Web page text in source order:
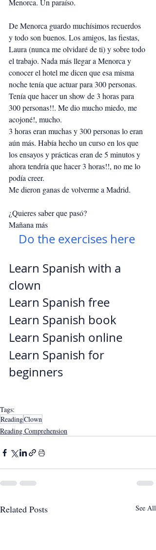
Menorca. Un paraíso.
De Menorca guardo muchísimos recuerdos
y todo son buenos. Los amigos, las fiestas,
Laura (nunca me olvidaré de ti) y sobre todo
el trabajo. Nada más llegar a Menorca y
conocer el hotel me dicen que esa misma
noche tenía que actuar para 300 personas.
Tenía que hacer un show de 3 horas para
300 personas!!. Me dio mucho miedo, me
acojoné!, mucho.
3 horas eran muchas y 300 personas lo eran
aún más. Había hecho un curso en los que
los ensayos y prácticas eran de 5 minutos y
ahora tendría que hacer 3 horas!!, no me lo
podía creer.
Me dieron ganas de volverme a Madrid.
¿Quieres saber que pasó?
Mañana más
Do the exercises here
Learn Spanish with a
clown
Learn Spanish free
Learn Spanish book
Learn Spanish online
Learn Spanish for
beginners
Tags:
ReadingClown
Reading Comprehension
Related Posts See All